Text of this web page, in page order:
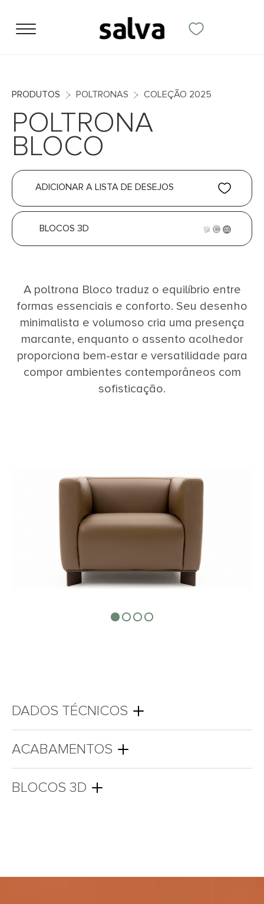
PRODUTOS POLTRONAS COLEÇÃO 2025
POLTRONA
BLOCO
ADICIONAR A LISTA DE DESEJOS
BLOCOS 3D
A poltrona Bloco traduz o equilíbrio entre
formas essenciais e conforto. Seu desenho
minimalista e volumoso cria uma presença
marcante, enquanto o assento acolhedor
proporciona bem-estar e versatilidade para
compor ambientes contemporâneos com
sofisticação.
DADOS TÉCNICOS
ACABAMENTOS
BLOCOS 3D